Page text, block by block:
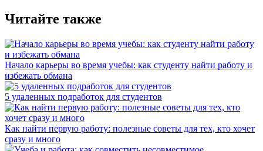
Читайте также
Начало карьеры во время учебы: как студенту найти работу и
избежать обмана
5 удаленных подработок для студентов
Как найти первую работу: полезные советы для тех, кто хочет
сразу и много